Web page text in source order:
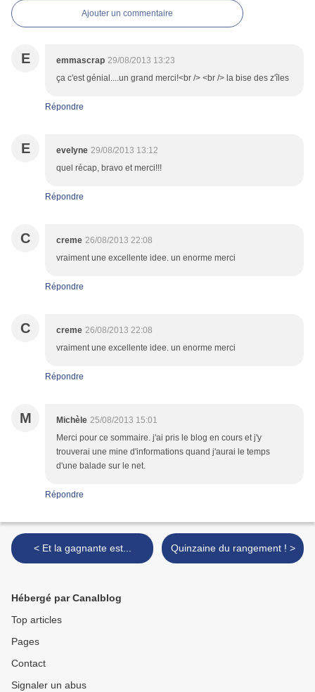
Ajouter un commentaire
E emmascrap 29/08/2013 13:23
ça c'est génial....un grand merci!<br /> <br /> la bise des z'îles
Répondre
E evelyne 29/08/2013 13:12
quel récap, bravo et merci!!!
Répondre
C creme 26/08/2013 22:08
vraiment une excellente idee. un enorme merci
Répondre
C creme 26/08/2013 22:08
vraiment une excellente idee. un enorme merci
Répondre
M Michèle 25/08/2013 15:01
Merci pour ce sommaire. j'ai pris le blog en cours et j'y
trouverai une mine d'informations quand j'aurai le temps
d'une balade sur le net.
Répondre
< Et la gagnante est... Quinzaine du rangement ! >
Hébergé par Canalblog
Top articles
Pages
Contact
Signaler un abus